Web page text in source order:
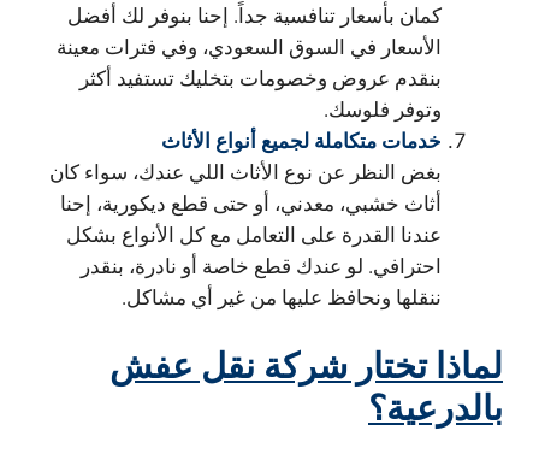
كمان بأسعار تنافسية جداً. إحنا بنوفر لك أفضل
الأسعار في السوق السعودي، وفي فترات معينة
بنقدم عروض وخصومات بتخليك تستفيد أكثر
وتوفر فلوسك.
خدمات متكاملة لجميع أنواع الأثاث
بغض النظر عن نوع الأثاث اللي عندك، سواء كان
أثاث خشبي، معدني، أو حتى قطع ديكورية، إحنا
عندنا القدرة على التعامل مع كل الأنواع بشكل
احترافي. لو عندك قطع خاصة أو نادرة، بنقدر
ننقلها ونحافظ عليها من غير أي مشاكل.
لماذا تختار شركة نقل عفش
بالدرعية؟